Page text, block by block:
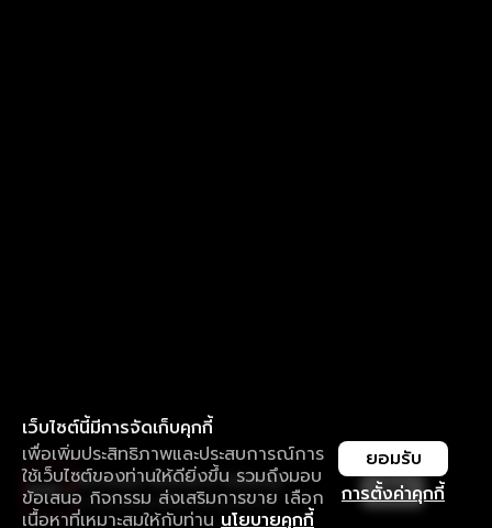
เว็บไซต์นี้มีการจัดเก็บคุกกี้
เพื่อเพิ่มประสิทธิภาพและประสบการณ์การ
ใช้เว็บไซต์ของท่านให้ดียิ่งขึ้น รวมถึงมอบ
ข้อเสนอ กิจกรรม ส่งเสริมการขาย เลือก
เนื้อหาที่เหมาะสมให้กับท่าน นโยบายคุกกี้
การตั้งค่าคุกกี้
ยอมรับ
ใช้งานแอป ลื่นไหลกว่า ไม่มีสะดุด
ดาวน์โหลดแอปเพื่อการรับชมที่ดีกว่า เปิด